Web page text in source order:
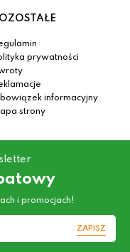
prywatności
informacyjny
strony
i promocjach!
ZAPISZ